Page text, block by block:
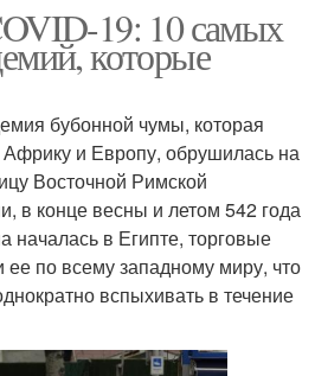
19: 10 самых
которые
бубонной чумы, которая
и Европу, обрушилась на
Восточной Римской
в конце весны и летом 542 года
началась в Египте, торговые
ее по всему западному миру, что
вспыхивать в течение